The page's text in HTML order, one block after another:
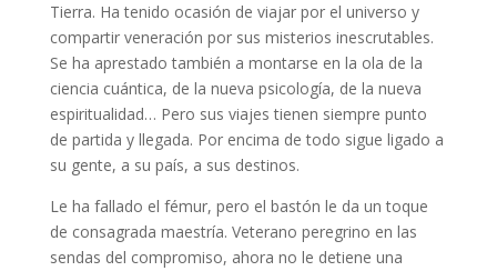
Tierra. Ha tenido ocasión de viajar por el universo y
compartir veneración por sus misterios inescrutables.
Se ha aprestado también a montarse en la ola de la
ciencia cuántica, de la nueva psicología, de la nueva
espiritualidad… Pero sus viajes tienen siempre punto
de partida y llegada. Por encima de todo sigue ligado a
su gente, a su país, a sus destinos.
Le ha fallado el fémur, pero el bastón le da un toque
de consagrada maestría. Veterano peregrino en las
sendas del compromiso, ahora no le detiene una